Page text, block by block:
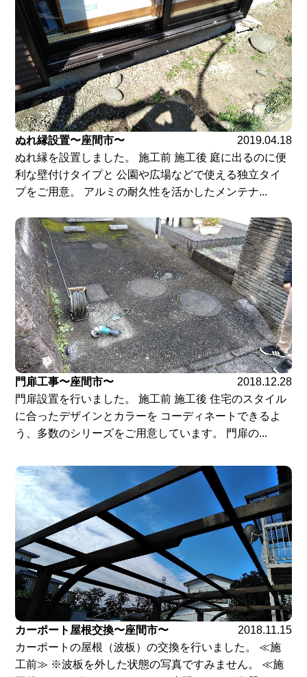
ぬれ縁設置〜座間市〜
2019.04.18
ぬれ縁を設置しました。 施工前 施工後 庭に出るのに便
利な壁付けタイプと 公園や広場などで使える独立タイ
プをご用意。 アルミの耐久性を活かしたメンテナ...
門扉工事〜座間市〜
2018.12.28
門扉設置を行いました。 施工前 施工後 住宅のスタイル
に合ったデザインとカラーを コーディネートできるよ
う、多数のシリーズをご用意しています。 門扉の...
カーポート屋根交換〜座間市〜
2018.11.15
カーポートの屋根（波板）の交換を行いました。 ≪施
工前≫ ※波板を外した状態の写真ですみません。 ≪施